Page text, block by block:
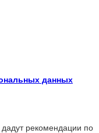
данных
рекомендации по